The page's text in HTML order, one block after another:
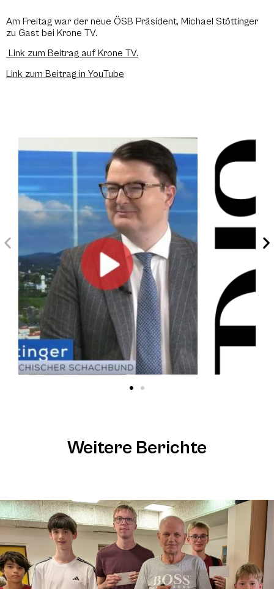
Am Freitag war der neue ÖSB Präsident, Michael Stöttinger
zu Gast bei Krone TV.
Link zum Beitrag auf Krone TV.
Link zum Beitrag in YouTube
Weitere Berichte